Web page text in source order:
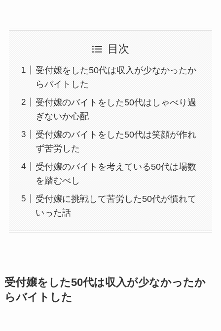
目次
受付嬢をした50代は収入が少なかったか
らバイトした
受付嬢のバイトをした50代はしゃべり過
ぎないか心配
受付嬢のバイトをした50代は笑顔が作れ
ず苦労した
受付嬢のバイトを考えている50代は場数
を踏むべし
受付嬢に挑戦して苦労した50代が慣れて
いった話
受付嬢をした50代は収入が少なかったか
らバイトした